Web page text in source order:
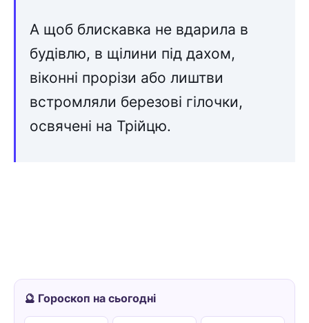
А щоб блискавка не вдарила в
будівлю, в щілини під дахом,
віконні прорізи або лиштви
встромляли березові гілочки,
освячені на Трійцю.
🔮 Гороскоп на сьогодні